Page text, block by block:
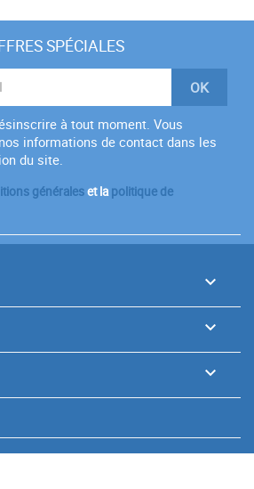
SPÉCIALES
à tout moment. Vous
informations de contact dans les
du site.
généraleset lapolitique de


